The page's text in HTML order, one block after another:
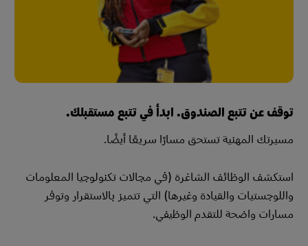
توقف عن تتبع الصندوق. ابدأ في تتبع مستقبلك.
مسيرتك المهنية تستحق مسارًا سريعًا أيضًا.
استكشف الوظائف الشاغرة (في مجالات تكنولوجيا المعلومات
واللوجستيات والقيادة وغيرها) التي تتميز بالاستقرار وتوفر
مسارات واضحة للتقدم الوظيفي.